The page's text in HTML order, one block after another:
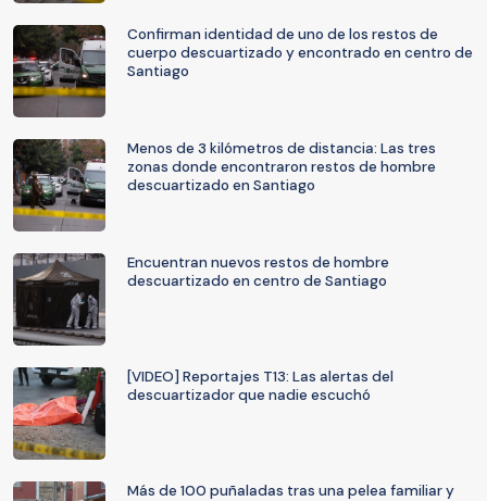
Confirman identidad de uno de los restos de
cuerpo descuartizado y encontrado en centro de
Santiago
Menos de 3 kilómetros de distancia: Las tres
zonas donde encontraron restos de hombre
descuartizado en Santiago
Encuentran nuevos restos de hombre
descuartizado en centro de Santiago
[VIDEO] Reportajes T13: Las alertas del
descuartizador que nadie escuchó
Más de 100 puñaladas tras una pelea familiar y